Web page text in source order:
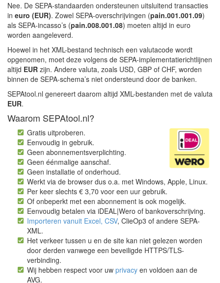
Nee. De SEPA-standaarden ondersteunen uitsluitend transacties
in euro (EUR). Zowel SEPA-overschrijvingen (pain.001.001.09)
als SEPA-incasso’s (pain.008.001.08) moeten altijd in euro
worden aangeleverd.
Hoewel in het XML-bestand technisch een valutacode wordt
opgenomen, moet deze volgens de SEPA-implementatierichtlijnen
altijd EUR zijn. Andere valuta, zoals USD, GBP of CHF, worden
binnen de SEPA-schema’s niet ondersteund door de banken.
SEPAtool.nl genereert daarom altijd XML-bestanden met de valuta
EUR.
Waarom SEPAtool.nl?
Gratis uitproberen.
Eenvoudig in gebruik.
Geen abonnementsverplichting.
Geen éénmalige aanschaf.
Geen installatie of onderhoud.
Werkt via de browser dus o.a. met Windows, Apple, Linux.
Per keer slechts € 3,70 voor een uur gebruik.
Of onbeperkt met een abonnement is ook mogelijk.
Eenvoudig betalen via iDEAL|Wero of bankoverschrijving.
Importeren vanuit Excel, CSV, ClieOp3 of andere SEPA-
XML.
Het verkeer tussen u en de site kan niet gelezen worden
door derden vanwege een beveiligde HTTPS/TLS-
verbinding.
Wij hebben respect voor uw privacy en voldoen aan de
AVG.